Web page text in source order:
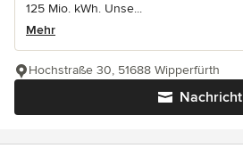
125 Mio. kWh. Unse...
Mehr
Nachricht
Hochstraße 30, 51688 Wipperfürth